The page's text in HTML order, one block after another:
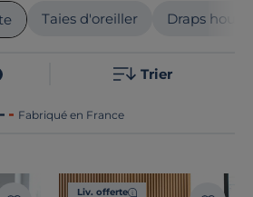
Camif, découvrez des collections
sublimer votre chambre et vous
tous
fabriqués en France ou
Taies d'oreiller Draps
Trier
Fabriqué en France
Liv. offerte